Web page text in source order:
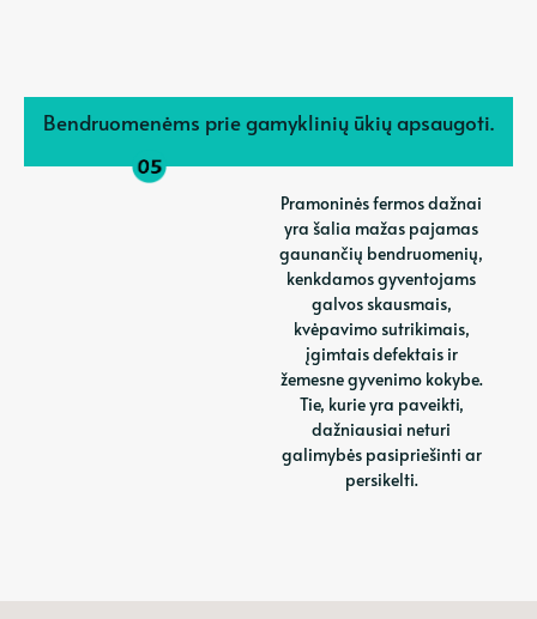
Bendruomenėms prie gamyklinių ūkių apsaugoti.
Pramoninės fermos dažnai
yra šalia mažas pajamas
gaunančių bendruomenių,
kenkdamos gyventojams
galvos skausmais,
kvėpavimo sutrikimais,
įgimtais defektais ir
žemesne gyvenimo kokybe.
Tie, kurie yra paveikti,
dažniausiai neturi
galimybės pasipriešinti ar
persikelti.